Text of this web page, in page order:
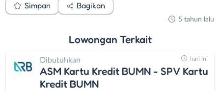
Simpan Bagikan
5 tahun lalu
Lowongan Terkait
Dibutuhkan
ASM Kartu Kredit BUMN - SPV Kartu
Kredit BUMN
hari ini